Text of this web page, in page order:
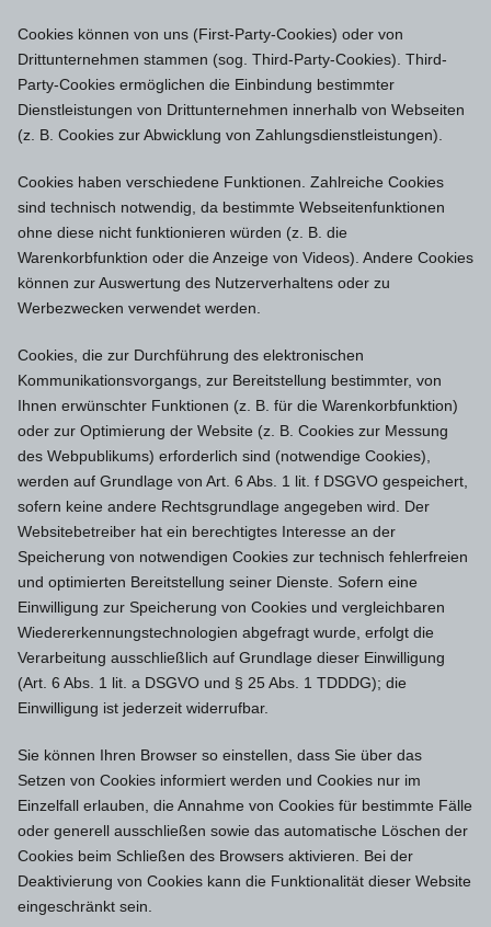
Cookies können von uns (First-Party-Cookies) oder von
Drittunternehmen stammen (sog. Third-Party-Cookies). Third-
Party-Cookies ermöglichen die Einbindung bestimmter
Dienstleistungen von Drittunternehmen innerhalb von Webseiten
(z. B. Cookies zur Abwicklung von Zahlungsdienstleistungen).
Cookies haben verschiedene Funktionen. Zahlreiche Cookies
sind technisch notwendig, da bestimmte Webseitenfunktionen
ohne diese nicht funktionieren würden (z. B. die
Warenkorbfunktion oder die Anzeige von Videos). Andere Cookies
können zur Auswertung des Nutzerverhaltens oder zu
Werbezwecken verwendet werden.
Cookies, die zur Durchführung des elektronischen
Kommunikationsvorgangs, zur Bereitstellung bestimmter, von
Ihnen erwünschter Funktionen (z. B. für die Warenkorbfunktion)
oder zur Optimierung der Website (z. B. Cookies zur Messung
des Webpublikums) erforderlich sind (notwendige Cookies),
werden auf Grundlage von Art. 6 Abs. 1 lit. f DSGVO gespeichert,
sofern keine andere Rechtsgrundlage angegeben wird. Der
Websitebetreiber hat ein berechtigtes Interesse an der
Speicherung von notwendigen Cookies zur technisch fehlerfreien
und optimierten Bereitstellung seiner Dienste. Sofern eine
Einwilligung zur Speicherung von Cookies und vergleichbaren
Wiedererkennungstechnologien abgefragt wurde, erfolgt die
Verarbeitung ausschließlich auf Grundlage dieser Einwilligung
(Art. 6 Abs. 1 lit. a DSGVO und § 25 Abs. 1 TDDDG); die
Einwilligung ist jederzeit widerrufbar.
Sie können Ihren Browser so einstellen, dass Sie über das
Setzen von Cookies informiert werden und Cookies nur im
Einzelfall erlauben, die Annahme von Cookies für bestimmte Fälle
oder generell ausschließen sowie das automatische Löschen der
Cookies beim Schließen des Browsers aktivieren. Bei der
Deaktivierung von Cookies kann die Funktionalität dieser Website
eingeschränkt sein.